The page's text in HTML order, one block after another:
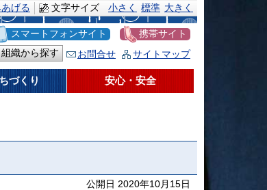
文字サイズ 小さく 標準 大きく
げる
スマートフォンサイト
携帯サイト
組織から探す
お問合せ サイトマップ
づくり 安心・安全
公開日 2020年10月15日